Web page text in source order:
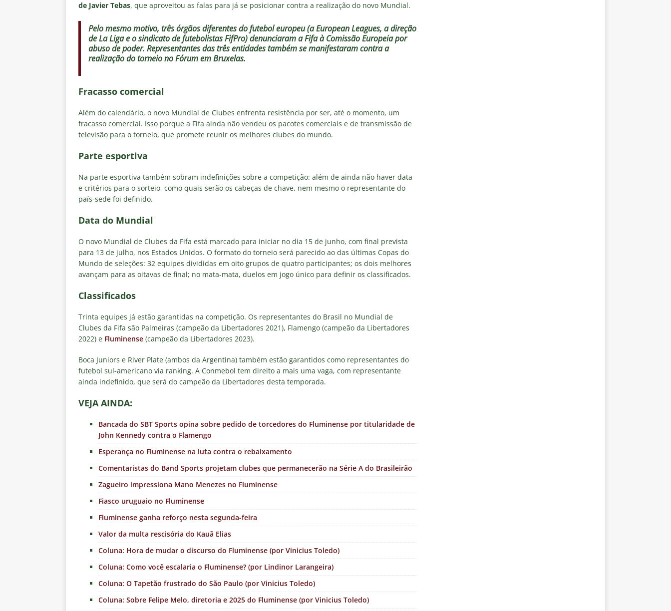
de Javier Tebas, que aproveitou as falas para já se posicionar contra a realização do novo Mundial.
Pelo mesmo motivo, três órgãos diferentes do futebol europeu (a European Leagues, a direção
deLa Ligae o sindicato de futebolistas FifPro)denunciaram a Fifa à Comissão Europeia por
abuso de poder. Representantes das três entidades também se manifestaram contra a
realização do torneio no Fórum em Bruxelas.
Fracasso comercial
Além do calendário, o novo Mundial de Clubes enfrenta resistência por ser, até o momento, um
fracasso comercial. Isso porque a Fifa ainda não vendeu os pacotes comerciais e de transmissão de
televisão para o torneio, que promete reunir os melhores clubes do mundo.
Parte esportiva
Na parte esportiva também sobram indefinições sobre a competição: além de ainda não haver data
e critérios para o sorteio, como quais serão os cabeças de chave, nem mesmo o representante do
país-sede foi definido.
Data do Mundial
O novo Mundial de Clubes da Fifa está marcado para iniciar no dia 15 de junho, com final prevista
para 13 de julho, nos Estados Unidos. O formato do torneio será parecido ao das últimas Copas do
Mundo de seleções: 32 equipes divididas em oito grupos de quatro participantes; os dois melhores
avançam para as oitavas de final; no mata-mata, duelos em jogo único para definir os classificados.
Classificados
Trinta equipes já estão garantidas na competição. Os representantes do Brasil no Mundial de
Clubes da Fifa são Palmeiras (campeão da Libertadores 2021), Flamengo (campeão da Libertadores
2022) e Fluminense (campeão da Libertadores 2023).
Boca Juniors e River Plate (ambos da Argentina) também estão garantidos como representantes do
futebol sul-americano via ranking. A Conmebol tem direito a mais uma vaga, com representante
ainda indefinido, que será do campeão da Libertadores desta temporada.
VEJA AINDA:
Bancada do SBT Sports opina sobre pedido de torcedores do Fluminense por titularidade de
John Kennedy contra o Flamengo
Esperança no Fluminense na luta contra o rebaixamento
Comentaristas do Band Sports projetam clubes que permanecerão na Série A do Brasileirão
Zagueiro impressiona Mano Menezes no Fluminense
Fiasco uruguaio no Fluminense
Fluminense ganha reforço nesta segunda-feira
Valor da multa rescisória do Kauã Elias
Coluna: Hora de mudar o discurso do Fluminense (por Vinicius Toledo)
Coluna: Como você escalaria o Fluminense? (por Lindinor Larangeira)
Coluna: O Tapetão frustrado do São Paulo (por Vinicius Toledo)
Coluna: Sobre Felipe Melo, diretoria e 2025 do Fluminense (por Vinicius Toledo)